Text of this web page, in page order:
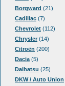
Borgward (21)
Cadillac (7)
Chevrolet (112)
Chrysler(14)
Citroën (200)
Dacia (5)
Daihatsu (25)
DKW / Auto Union